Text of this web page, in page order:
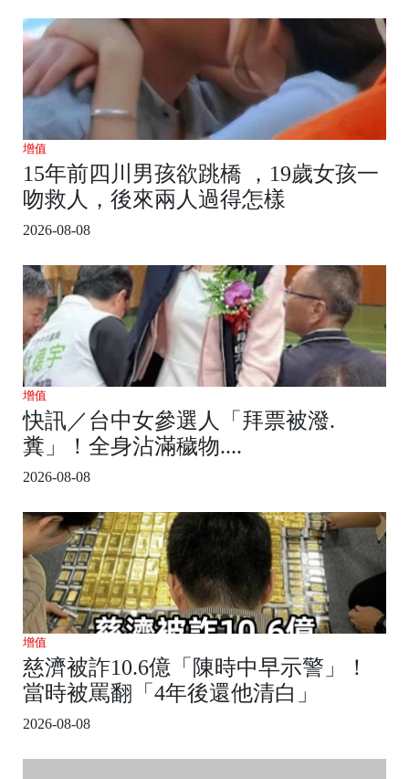
增值
15年前四川男孩欲跳橋 ，19歲女孩一
吻救人，後來兩人過得怎樣
2026-08-08
增值
快訊／台中女參選人「拜票被潑.
糞」！全身沾滿穢物....
2026-08-08
增值
慈濟被詐10.6億「陳時中早示警」！
當時被罵翻「4年後還他清白」
2026-08-08